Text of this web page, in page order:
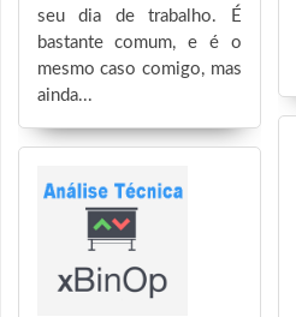
seu dia de trabalho. É
bastante comum, e é o
mesmo caso comigo, mas
ainda...